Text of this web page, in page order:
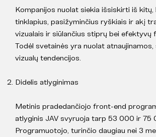
Kompanijos nuolat siekia išsiskirti iš
tinklapius, pasižyminčius ryškiais ir akį
vizualais ir siūlančius stiprų bei efektyvų
Todėl svetainės yra nuolat atnaujinamos,
vizualų tendencijos.
Didelis atlyginimas
Metinis pradedančiojo front-end
atlyginis JAV svyruoja tarp 53 000 ir 75
Programuotojo, turinčio daugiau nei 3